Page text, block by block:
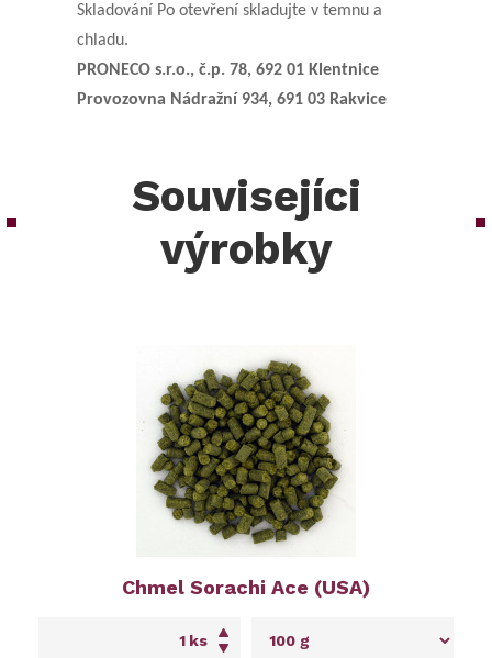
Skladování Po otevření skladujte v temnu a
chladu.
PRONECO s.r.o., č.p. 78, 692 01 Klentnice
Provozovna Nádražní 934, 691 03 Rakvice
Souvisejíci
výrobky
Chmel Sorachi Ace (USA)
ks